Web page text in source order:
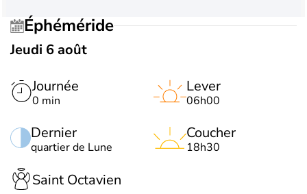
Éphéméride
Jeudi 6 août
Journée
0 min
Dernier
quartier de Lune
Lever
06h00
Coucher
18h30
Saint Octavien